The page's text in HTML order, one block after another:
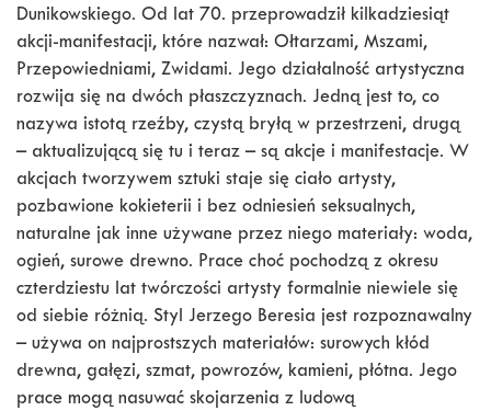
Dunikowskiego. Od lat 70. przeprowadził kilkadziesiąt
akcji-manifestacji, które nazwał: Ołtarzami, Mszami,
Przepowiedniami, Zwidami. Jego działalność artystyczna
rozwija się na dwóch płaszczyznach. Jedną jest to, co
nazywa istotą rzeźby, czystą bryłą w przestrzeni, drugą
– aktualizującą się tu i teraz – są akcje i manifestacje. W
akcjach tworzywem sztuki staje się ciało artysty,
pozbawione kokieterii i bez odniesień seksualnych,
naturalne jak inne używane przez niego materiały: woda,
ogień, surowe drewno. Prace choć pochodzą z okresu
czterdziestu lat twórczości artysty formalnie niewiele się
od siebie różnią. Styl Jerzego Beresia jest rozpoznawalny
– używa on najprostszych materiałów: surowych kłód
drewna, gałęzi, szmat, powrozów, kamieni, płótna. Jego
prace mogą nasuwać skojarzenia z ludową